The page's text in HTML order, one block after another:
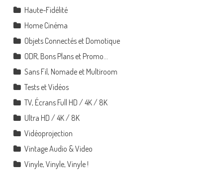
Haute-Fidélité
Home Cinéma
Objets Connectés et Domotique
ODR, Bons Plans et Promo…
Sans Fil, Nomade et Multiroom
Tests et Vidéos
TV, Écrans Full HD / 4K / 8K
Ultra HD / 4K / 8K
Vidéoprojection
Vintage Audio & Video
Vinyle, Vinyle, Vinyle !